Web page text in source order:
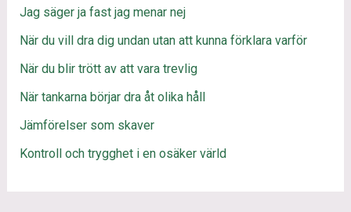
Jag säger ja fast jag menar nej
När du vill dra dig undan utan att kunna förklara varför
När du blir trött av att vara trevlig
När tankarna börjar dra åt olika håll
Jämförelser som skaver
Kontroll och trygghet i en osäker värld